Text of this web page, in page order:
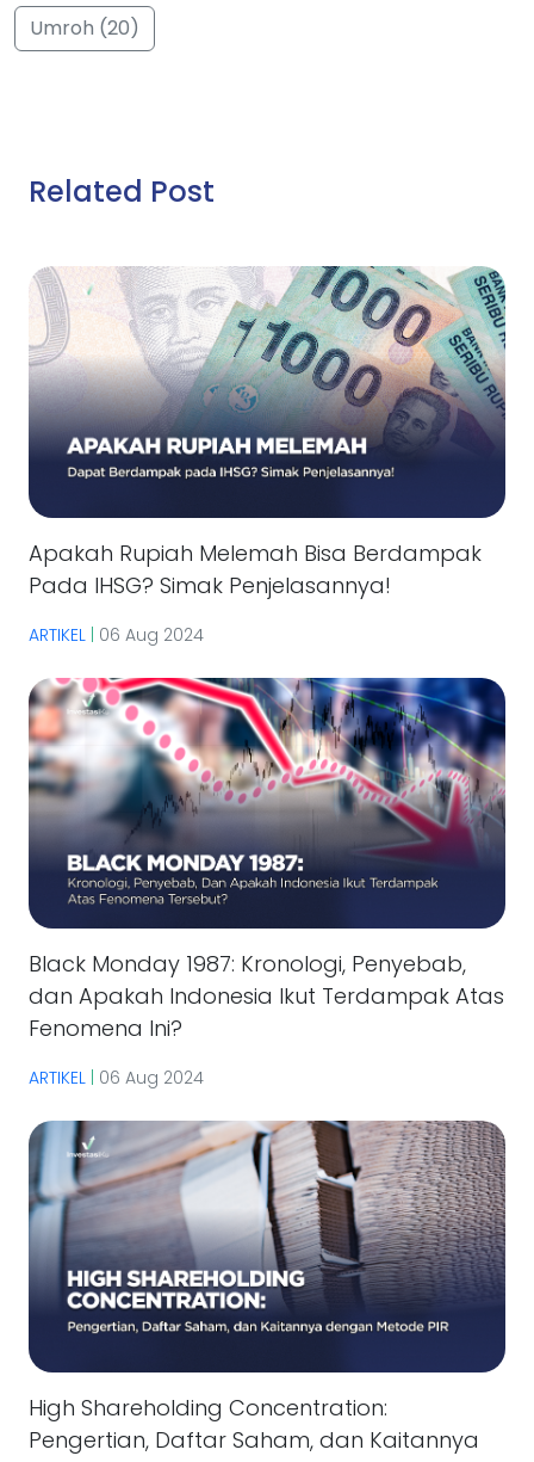
Umroh (20)
Related Post
Apakah Rupiah Melemah Bisa Berdampak
Pada IHSG? Simak Penjelasannya!
ARTIKEL | 06 Aug 2024
Black Monday 1987: Kronologi, Penyebab,
dan Apakah Indonesia Ikut Terdampak Atas
Fenomena Ini?
ARTIKEL 06 Aug 2024
High Shareholding Concentration:
Pengertian, Daftar Saham, dan Kaitannya